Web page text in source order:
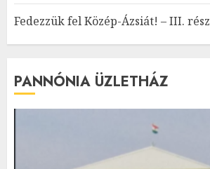
Fedezzük fel Közép-Ázsiát! – III. rész
PANNÓNIA ÜZLETHÁZ